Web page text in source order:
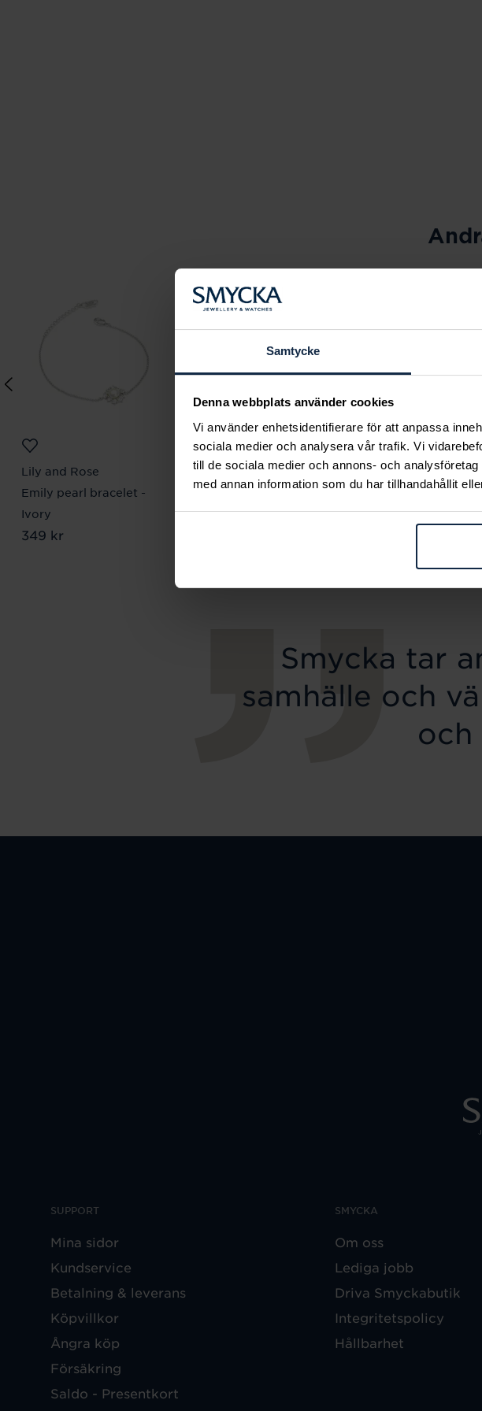
Samtycke
Denna webbplats använder cookies
Vi använder enhetsidentifierare för att anpassa
sociala medier och analysera vår trafik. Vi
till de sociala medier och annons- och
med annan information som du har tillhandahållit
Lily and Rose
Emily pearl bracelet -
Ivory
Pris :349 kr
349 kr
Mockberg
Royal Watch 28 mm
Pris:2 399 kr
2 399 kr
Mockberg
Ellie Gold Necklace
Pris:799 kr
799 kr
Smycka tar
samhälle och
och
SUPPORT
Mina sidor
Kundservice
Betalning & leverans
Köpvillkor
Ångra köp
Försäkring
Saldo - Presentkort
SMYCKA
Om oss
Lediga jobb
Driva Smyckabutik
Integritetspolicy
Hållbarhet